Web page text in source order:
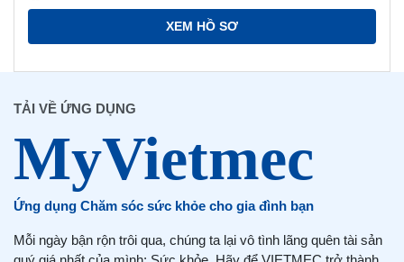
XEM HỒ SƠ
TẢI VỀ ỨNG DỤNG
Ứng dụng Chăm sóc sức khỏe cho gia đình bạn
Mỗi ngày bận rộn trôi qua, chúng ta lại vô tình lãng quên tài sản